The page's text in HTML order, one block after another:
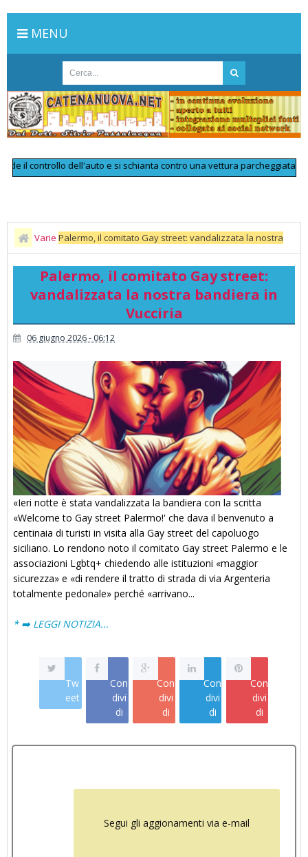
MENU
controllo dell'auto e si schianta contro una vettura parcheggiata: muore
Varie Palermo, il comitato Gay street: vandalizzata la nostra
bandiera in Vucciria
Palermo, il comitato Gay street:
vandalizzata la nostra bandiera in
Vucciria
06 giugno 2026 - 06:12
«Ieri notte è stata vandalizzata la bandiera con la scritta
«Welcome to Gay street Palermo!' che dava il benvenuto a
centinaia di turisti in visita alla Gay street del capoluogo
siciliano. Lo rendono noto il comitato Gay street Palermo e le
associazioni Lgbtq+ chiedendo alle istituzioni «maggior
sicurezza» e «di rendere il tratto di strada di via Argenteria
totalmente pedonale» perché «arrivano...
* ➡️ LEGGI NOTIZIA...
Tw
eet
Con
divi
di
Con
divi
di
Con
divi
di
Con
divi
di
Segui gli aggionamenti via e-mail